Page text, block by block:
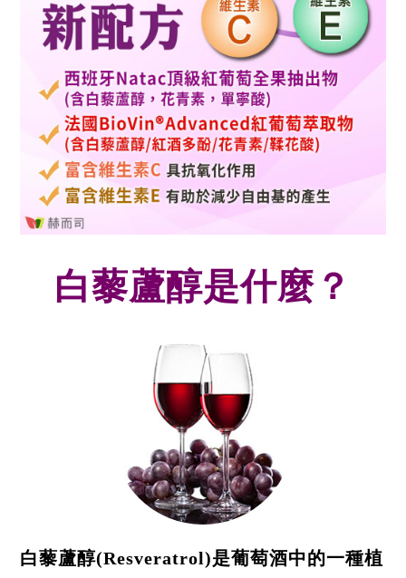
白藜蘆醇是什麼？
白藜蘆醇(Resveratrol)是葡萄酒中的一種植